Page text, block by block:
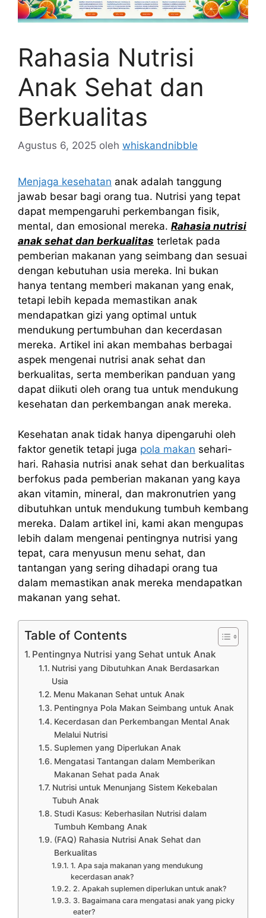
Rahasia Nutrisi
Anak Sehat dan
Berkualitas
Agustus 6, 2025 oleh whiskandnibble
Menjaga kesehatan anak adalah tanggung
jawab besar bagi orang tua. Nutrisi yang tepat
dapat mempengaruhi perkembangan fisik,
mental, dan emosional mereka. Rahasia nutrisi
anak sehat dan berkualitas terletak pada
pemberian makanan yang seimbang dan sesuai
dengan kebutuhan usia mereka. Ini bukan
hanya tentang memberi makanan yang enak,
tetapi lebih kepada memastikan anak
mendapatkan gizi yang optimal untuk
mendukung pertumbuhan dan kecerdasan
mereka. Artikel ini akan membahas berbagai
aspek mengenai nutrisi anak sehat dan
berkualitas, serta memberikan panduan yang
dapat diikuti oleh orang tua untuk mendukung
kesehatan dan perkembangan anak mereka.
Kesehatan anak tidak hanya dipengaruhi oleh
faktor genetik tetapi juga pola makan sehari-
hari. Rahasia nutrisi anak sehat dan berkualitas
berfokus pada pemberian makanan yang kaya
akan vitamin, mineral, dan makronutrien yang
dibutuhkan untuk mendukung tumbuh kembang
mereka. Dalam artikel ini, kami akan mengupas
lebih dalam mengenai pentingnya nutrisi yang
tepat, cara menyusun menu sehat, dan
tantangan yang sering dihadapi orang tua
dalam memastikan anak mereka mendapatkan
makanan yang sehat.
Table of Contents
Pentingnya Nutrisi yang Sehat untuk Anak
Nutrisi yang Dibutuhkan Anak Berdasarkan
Usia
Menu Makanan Sehat untuk Anak
Pentingnya Pola Makan Seimbang untuk Anak
Kecerdasan dan Perkembangan Mental Anak
Melalui Nutrisi
Suplemen yang Diperlukan Anak
Mengatasi Tantangan dalam Memberikan
Makanan Sehat pada Anak
Nutrisi untuk Menunjang Sistem Kekebalan
Tubuh Anak
Studi Kasus: Keberhasilan Nutrisi dalam
Tumbuh Kembang Anak
(FAQ) Rahasia Nutrisi Anak Sehat dan
Berkualitas
1. Apa saja makanan yang mendukung
kecerdasan anak?
2. Apakah suplemen diperlukan untuk anak?
3. Bagaimana cara mengatasi anak yang picky
eater?